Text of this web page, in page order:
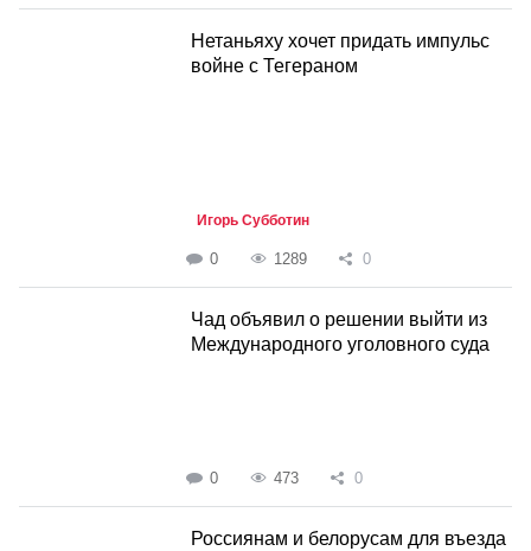
Нетаньяху хочет придать импульс
войне с Тегераном
Игорь Субботин
0 1289 0
Чад объявил о решении выйти из
Международного уголовного суда
0 473 0
Россиянам и белорусам для въезда